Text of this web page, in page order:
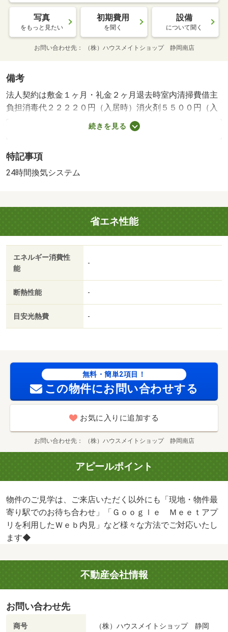
写真
をもっと見たい
初期費用
を聞く
設備
について聞く
お問い合わせ先 （株）ハウスメイトショップ 静岡南店
備考
法人契約は敷金１ヶ月・礼金２ヶ月退去時室内清掃費借主
負担消毒代２２２２０円（入居時）消火剤５５００円（入
居時）・賃貸保証等：加入要（保証料：請求月額の１ヶ月
分 継続保証料１万円／年）・鍵交換代：あり３３，００
ショップ静岡南店が紹介するオススメ物件！◆ご見学は物
件現地でのお待ち合わせやＷｅｂ内見も承ります◆・仲介
続きを見る
特記事項
24時間換気システム
省エネ性能
エネルギー消費性
能
-
断熱性能 -
目安光熱費 -
無料・簡単2項目！
この物件にお問い合わせする
お気に入りに追加する
お問い合わせ先 （株）ハウスメイトショップ 静岡南店
アピールポイント
物件のご見学は、ご来店いただく以外にも「現地・物件最
寄り駅でのお待ち合わせ」「Ｇｏｏｇｌｅ Ｍｅｅｔアプ
リを利用したＷｅｂ内見」など様々な方法でご対応いたし
ます◆
不動産会社情報
お問い合わせ先
商号
（株）ハウスメイトショップ 静岡